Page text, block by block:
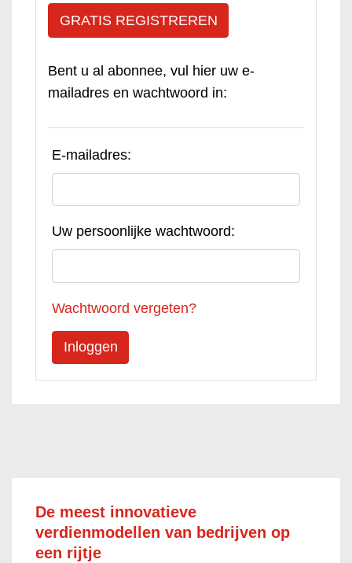
GRATIS REGISTREREN
Bent u al abonnee, vul hier uw e-
mailadres en wachtwoord in:
E-mailadres:
Uw persoonlijke wachtwoord:
Wachtwoord vergeten?
De meest innovatieve
verdienmodellen van bedrijven op
een rijtje